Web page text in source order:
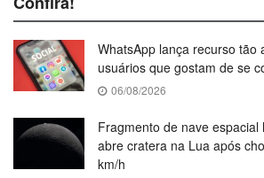
WhatsApp lança recurso tão
usuários que gostam de se
06/08/2026
Fragmento de nave
abre cratera na Lua após
km/h